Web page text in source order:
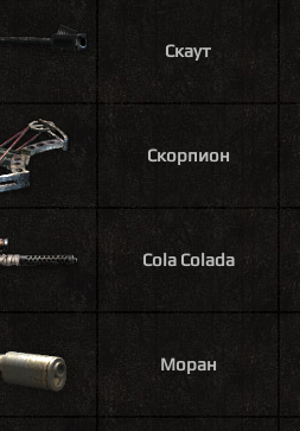
Скаут
Скорпион
Cola Colada
Моран